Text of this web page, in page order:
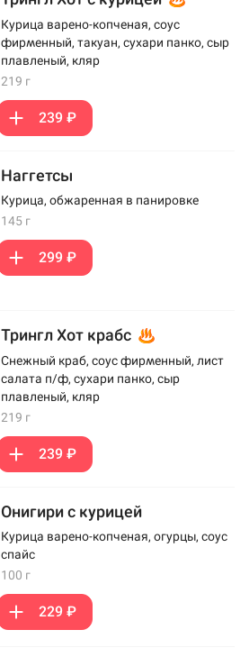
Курица варено-копченая, соус
фирменный, такуан, сухари панко, сыр
плавленый, кляр
219 г
239 ₽
Наггетсы
Курица, обжаренная в панировке
145 г
299 ₽
Трингл Хот крабс
Снежный краб, соус фирменный, лист
салата п/ф, сухари панко, сыр
плавленый, кляр
219 г
239 ₽
Онигири с курицей
Курица варено-копченая, огурцы, соус
спайс
100 г
229 ₽